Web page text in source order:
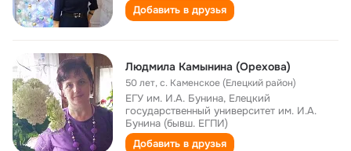
Добавить в друзья
Людмила Камынина (Орехова)
50 лет,с. Каменское (Елецкий район)
ЕГУ им. И.А. Бунина, Елецкий
государственный университет им. И.А.
Бунина (бывш. ЕГПИ)
Добавить в друзья